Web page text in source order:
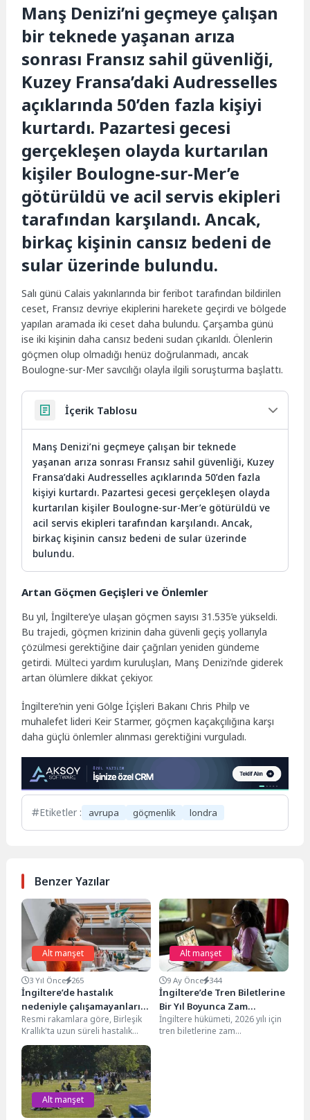
Manş Denizi’ni geçmeye çalışan
bir teknede yaşanan arıza
sonrası Fransız sahil güvenliği,
Kuzey Fransa’daki Audresselles
açıklarında 50’den fazla kişiyi
kurtardı. Pazartesi gecesi
gerçekleşen olayda kurtarılan
kişiler Boulogne-sur-Mer’e
götürüldü ve acil servis ekipleri
tarafından karşılandı. Ancak,
birkaç kişinin cansız bedeni de
sular üzerinde bulundu.
Salı günü Calais yakınlarında bir feribot tarafından bildirilen
ceset, Fransız devriye ekiplerini harekete geçirdi ve bölgede
yapılan aramada iki ceset daha bulundu. Çarşamba günü
ise iki kişinin daha cansız bedeni sudan çıkarıldı. Ölenlerin
göçmen olup olmadığı henüz doğrulanmadı, ancak
Boulogne-sur-Mer savcılığı olayla ilgili soruşturma başlattı.
İçerik Tablosu
Manş Denizi’ni geçmeye çalışan bir teknede
yaşanan arıza sonrası Fransız sahil güvenliği, Kuzey
Fransa’daki Audresselles açıklarında 50’den fazla
kişiyi kurtardı. Pazartesi gecesi gerçekleşen olayda
kurtarılan kişiler Boulogne-sur-Mer’e götürüldü ve
acil servis ekipleri tarafından karşılandı. Ancak,
birkaç kişinin cansız bedeni de sular üzerinde
bulundu.
Artan Göçmen Geçişleri ve Önlemler
Bu yıl, İngiltere’ye ulaşan göçmen sayısı 31.535’e yükseldi.
Bu trajedi, göçmen krizinin daha güvenli geçiş yollarıyla
çözülmesi gerektiğine dair çağrıları yeniden gündeme
getirdi. Mülteci yardım kuruluşları, Manş Denizi’nde giderek
artan ölümlere dikkat çekiyor.
İngiltere’nin yeni Gölge İçişleri Bakanı Chris Philp ve
muhalefet lideri Keir Starmer, göçmen kaçakçılığına karşı
daha güçlü önlemler alınması gerektiğini vurguladı.
Etiketler : avrupa göçmenlik londra
Benzer Yazılar
Alt manşet
3 Yıl Önce 265
İngiltere’de hastalık
nedeniyle çalışamayanların
sayısı rekor seviyeye ulaştı
Resmi rakamlara göre, Birleşik
Krallık'ta uzun süreli hastalık
nedeniyle çalışmayanların sayısı
yeni bir rekora ulaştı....
Alt manşet
9 Ay Önce 344
İngiltere’de Tren Biletlerine
Bir Yıl Boyunca Zam
Yapılmayacak!
İngiltere hükümeti, 2026 yılı için
tren biletlerine zam
Alt manşet